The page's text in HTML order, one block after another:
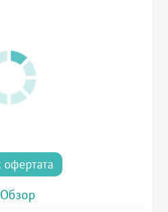
офертата
Обзор